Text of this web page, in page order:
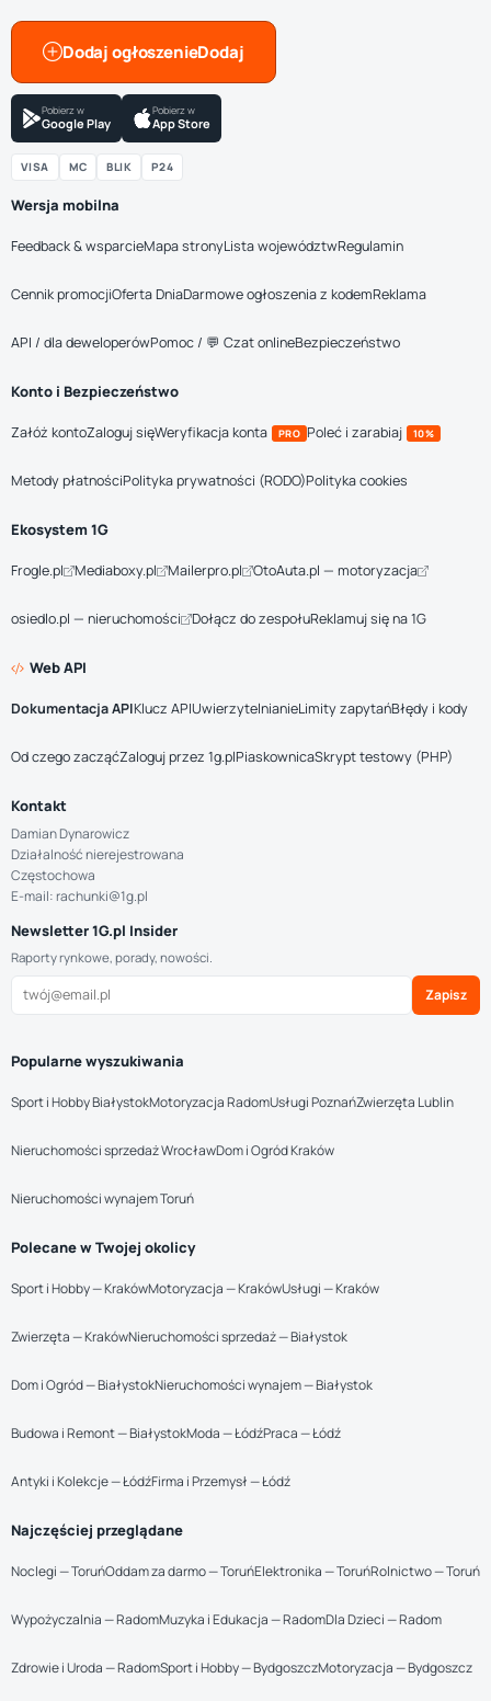
Dodaj ogłoszenie
Pobierz w
Google Play
Pobierz w
App Store
VISA MC BLIK P24
Wersja mobilna
Feedback & wsparcieMapa stronyLista województwRegulamin
Cennik promocjiOferta DniaDarmowe ogłoszenia z kodemReklama
API / dla deweloperówPomoc / 💬 Czat onlineBezpieczeństwo
Konto i Bezpieczeństwo
Załóż kontoZaloguj sięWeryfikacja konta PRO Poleć i zarabiaj 10%
Metody płatnościPolityka prywatności (RODO)Polityka cookies
Ekosystem 1G
Frogle.pl Mediaboxy.pl Mailerpro.pl OtoAuta.pl — motoryzacja
osiedlo.pl — nieruchomości Dołącz do zespołuReklamuj się na 1G
Web API
Dokumentacja APIKlucz APIUwierzytelnianieLimity zapytańBłędy i kody
Od czego zacząćZaloguj przez 1g.plPiaskownicaSkrypt testowy (PHP)
Kontakt
Damian Dynarowicz
Działalność nierejestrowana
Częstochowa
E-mail: rachunki@1g.pl
Newsletter 1G.pl Insider
Raporty rynkowe, porady, nowości.
Zapisz
Popularne wyszukiwania
Sport i Hobby BiałystokMotoryzacja RadomUsługi PoznańZwierzęta Lublin
Nieruchomości sprzedaż WrocławDom i Ogród Kraków
Nieruchomości wynajem Toruń
Polecane w Twojej okolicy
Sport i Hobby — KrakówMotoryzacja — KrakówUsługi — Kraków
Zwierzęta — KrakówNieruchomości sprzedaż — Białystok
Dom i Ogród — BiałystokNieruchomości wynajem — Białystok
Budowa i Remont — BiałystokModa — ŁódźPraca — Łódź
Antyki i Kolekcje — ŁódźFirma i Przemysł — Łódź
Najczęściej przeglądane
Noclegi — ToruńOddam za darmo — ToruńElektronika — ToruńRolnictwo — Toruń
Wypożyczalnia — RadomMuzyka i Edukacja — RadomDla Dzieci — Radom
Zdrowie i Uroda — RadomSport i Hobby — BydgoszczMotoryzacja — Bydgoszcz